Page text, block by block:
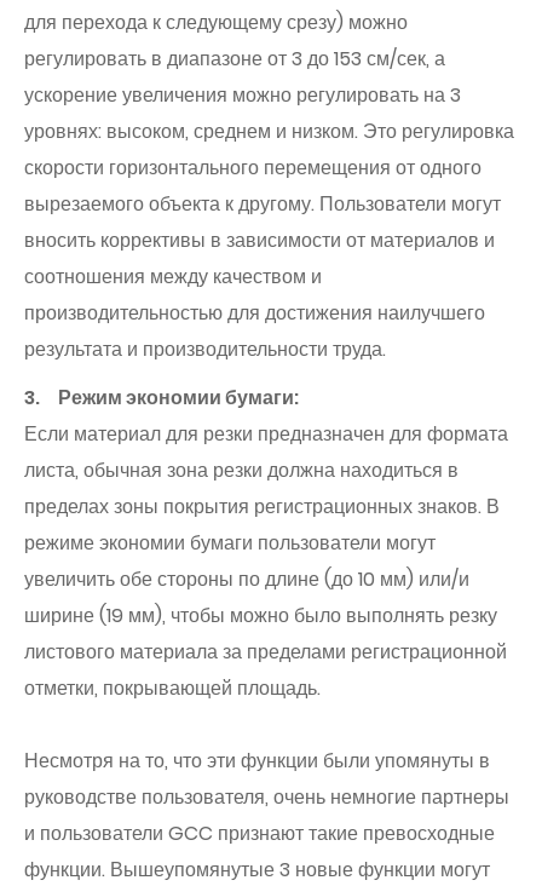
для перехода к следующему срезу) можно
регулировать в диапазоне от 3 до 153 см/сек, а
ускорение увеличения можно регулировать на 3
уровнях: высоком, среднем и низком. Это регулировка
скорости горизонтального перемещения от одного
вырезаемого объекта к другому. Пользователи могут
вносить коррективы в зависимости от материалов и
соотношения между качеством и
производительностью для достижения наилучшего
результата и производительности труда.
3. Режим экономии бумаги:
Если материал для резки предназначен для формата
листа, обычная зона резки должна находиться в
пределах зоны покрытия регистрационных знаков. В
режиме экономии бумаги пользователи могут
увеличить обе стороны по длине (до 10 мм) или/и
ширине (19 мм), чтобы можно было выполнять резку
листового материала за пределами регистрационной
отметки, покрывающей площадь.
Несмотря на то, что эти функции были упомянуты в
руководстве пользователя, очень немногие партнеры
и пользователи GCC признают такие превосходные
функции. Вышеупомянутые 3 новые функции могут